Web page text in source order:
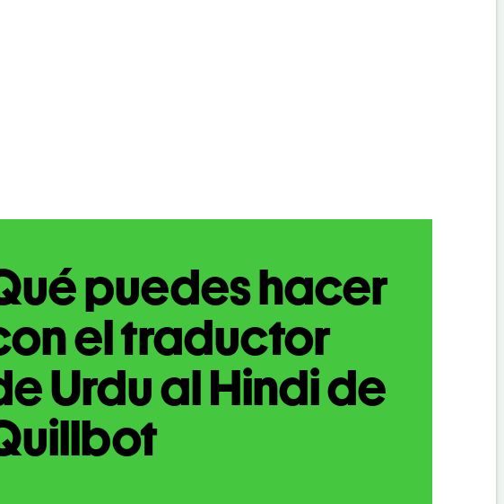
puedes hacer
el traductor
Urdu al Hindi de